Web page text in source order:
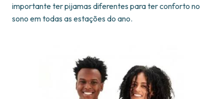
importante ter pijamas diferentes para ter conforto no
sono em todas as estações do ano.